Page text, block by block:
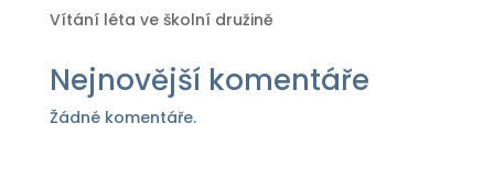
Vítání léta ve školní družině
Nejnovější komentáře
Žádné komentáře.